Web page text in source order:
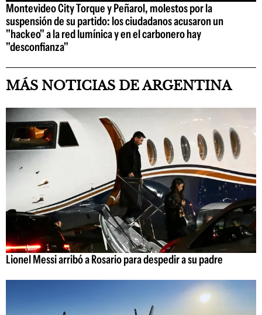
Montevideo City Torque y Peñarol, molestos por la
suspensión de su partido: los ciudadanos acusaron un
"hackeo" a la red lumínica y en el carbonero hay
"desconfianza"
MÁS NOTICIAS DE ARGENTINA
Lionel Messi arribó a Rosario para despedir a su padre